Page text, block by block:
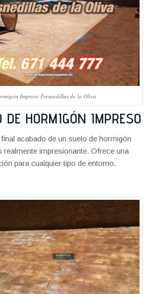
Impreso Fresnedillas de la Oliva
DE HORMIGÓN IMPRESO
acabado de un suelo de hormigón
realmente impresionante. Ofrece una
para cualquier tipo de entorno.